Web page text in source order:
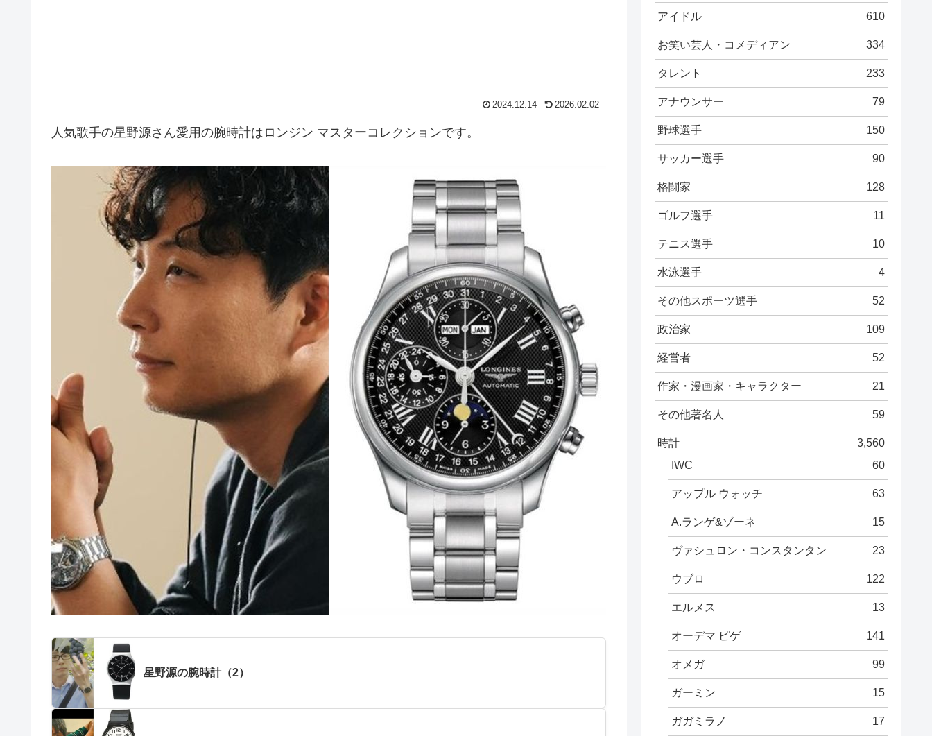
2024.12.14 2026.02.02
人気歌手の星野源さん愛用の腕時計はロンジン マスターコレクションです。
星野源の腕時計（2）
アイドル 610
お笑い芸人・コメディアン 334
タレント 233
アナウンサー 79
野球選手 150
サッカー選手 90
格闘家 128
ゴルフ選手 11
テニス選手 10
水泳選手 4
その他スポーツ選手 52
政治家 109
経営者 52
作家・漫画家・キャラクター 21
その他著名人 59
時計
3,560
IWC
60
アップル ウォッチ 63
A.ランゲ&ゾーネ 15
ヴァシュロン・コンスタンタン 23
ウブロ 122
エルメス 13
オーデマ ピゲ 141
オメガ 99
ガーミン 15
ガガミラノ 17